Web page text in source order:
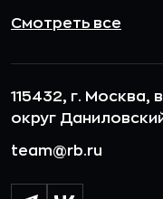
Смотреть все
115432, г. Москва,
округ
team@rb.ru